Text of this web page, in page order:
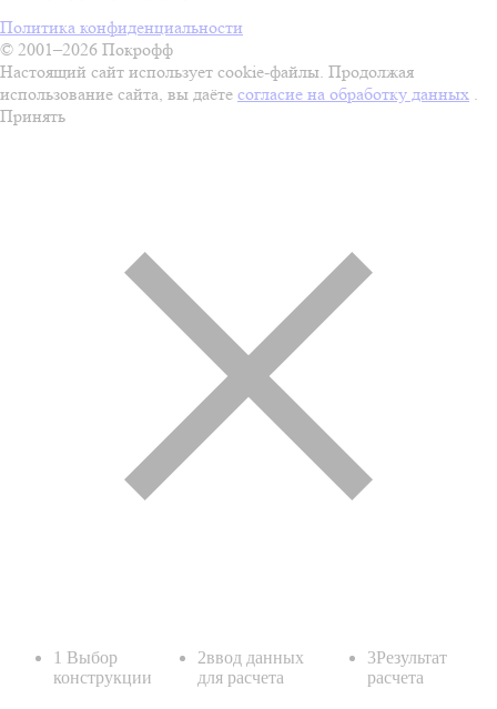
Политика конфиденциальности
© 2001–2026 Покрофф
Настоящий сайт использует cookie-файлы. Продолжая
использование сайта, вы даёте согласие на обработку данных .
Принять